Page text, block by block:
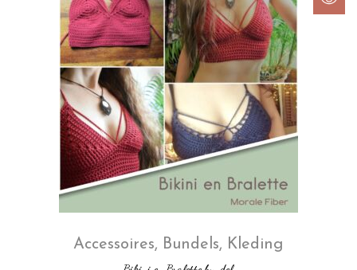
Accessoires, Bundels, Kleding